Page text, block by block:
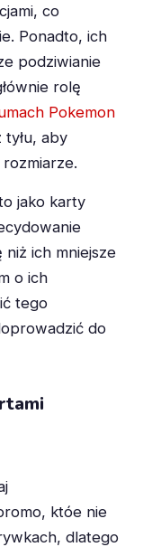
co
Ponadto, ich
podziwianie
rolę
Pokemon
aby
jako karty
ich mniejsze
o ich
tego
do
któe nie
dlatego